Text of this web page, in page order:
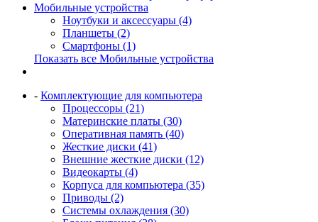
Мобильные устройства
Ноутбуки и аксессуары (4)
Планшеты (2)
Смартфоны (1)
Показать все Мобильные устройства
- Комплектующие для компьютера
Процессоры (21)
Материнские платы (30)
Оперативная память (40)
Жесткие диски (41)
Внешние жесткие диски (12)
Видеокарты (4)
Корпуса для компьютера (35)
Приводы (2)
Системы охлаждения (30)